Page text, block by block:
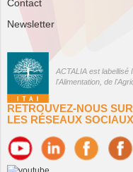
Contact
Newsletter
ACTALIA est labellisé
l'Alimentation, de
RETROUVEZ-NOUS SUR
LES RÉSEAUX SOCIAUX